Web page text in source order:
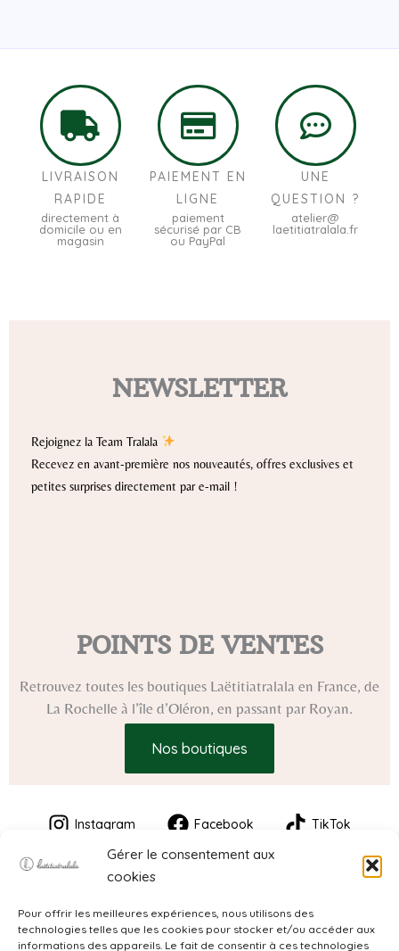
Gérer le consentement aux
cookies
Pour offrir les meilleures expériences, nous utilisons des
technologies telles que les cookies pour stocker et/ou accéder aux
informations des appareils. Le fait de consentir à ces technologies
LIVRAISON
RAPIDE
directement à
domicile ou en
magasin
PAIEMENT EN
LIGNE
paiement
sécurisé par CB
ou PayPal
UNE
QUESTION ?
atelier@
laetitiatralala.fr
NEWSLETTER
Rejoignez la Team Tralala
Recevez en avant-première nos nouveautés, offres exclusives et
petites surprises directement par e-mail !
POINTS DE VENTES
Retrouvez toutes les boutiques Laëtitiatralala en France, de
La Rochelle à l’île d’Oléron, en passant par Royan.
Nos boutiques
Instagram Facebook TikTok